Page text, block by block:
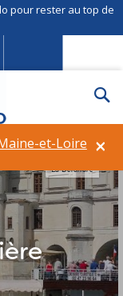
pour rester au top de
×
et-Loire
La Bélandre